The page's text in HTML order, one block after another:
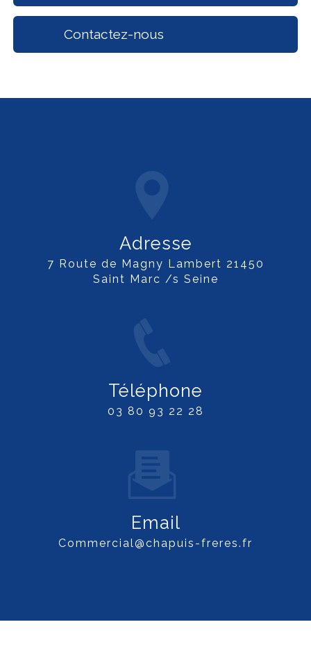
Contactez-nous
Adresse
7 Route de Magny Lambert 21450
Saint Marc /s Seine
Téléphone
03 80 93 22 28
Email
commercial@chapuis-freres.fr